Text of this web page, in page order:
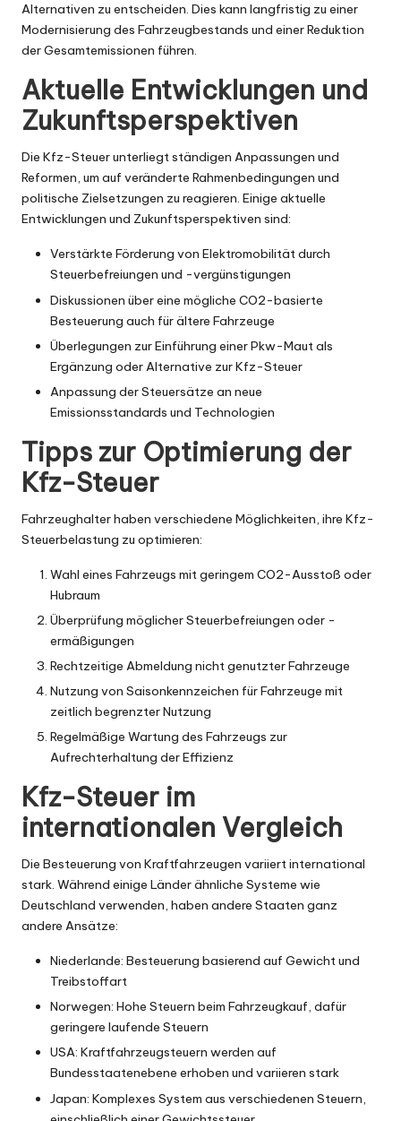
Alternativen zu entscheiden. Dies kann langfristig zu einer
Modernisierung des Fahrzeugbestands und einer Reduktion
der Gesamtemissionen führen.
Aktuelle Entwicklungen und
Zukunftsperspektiven
Die Kfz-Steuer unterliegt ständigen Anpassungen und
Reformen, um auf veränderte Rahmenbedingungen und
politische Zielsetzungen zu reagieren. Einige aktuelle
Entwicklungen und Zukunftsperspektiven sind:
Verstärkte Förderung von Elektromobilität durch
Steuerbefreiungen und -vergünstigungen
Diskussionen über eine mögliche CO2-basierte
Besteuerung auch für ältere Fahrzeuge
Überlegungen zur Einführung einer Pkw-Maut als
Ergänzung oder Alternative zur Kfz-Steuer
Anpassung der Steuersätze an neue
Emissionsstandards und Technologien
Tipps zur Optimierung der
Kfz-Steuer
Fahrzeughalter haben verschiedene Möglichkeiten, ihre Kfz-
Steuerbelastung zu optimieren:
Wahl eines Fahrzeugs mit geringem CO2-Ausstoß oder
Hubraum
Überprüfung möglicher Steuerbefreiungen oder -
ermäßigungen
Rechtzeitige Abmeldung nicht genutzter Fahrzeuge
Nutzung von Saisonkennzeichen für Fahrzeuge mit
zeitlich begrenzter Nutzung
Regelmäßige Wartung des Fahrzeugs zur
Aufrechterhaltung der Effizienz
Kfz-Steuer im
internationalen Vergleich
Die Besteuerung von Kraftfahrzeugen variiert international
stark. Während einige Länder ähnliche Systeme wie
Deutschland verwenden, haben andere Staaten ganz
andere Ansätze:
Niederlande: Besteuerung basierend auf Gewicht und
Treibstoffart
Norwegen: Hohe Steuern beim Fahrzeugkauf, dafür
geringere laufende Steuern
USA: Kraftfahrzeugsteuern werden auf
Bundesstaatenebene erhoben und variieren stark
Japan: Komplexes System aus verschiedenen Steuern,